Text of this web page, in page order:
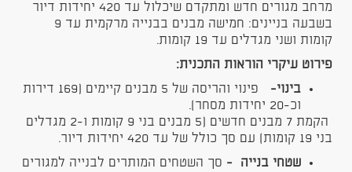
מרחב מגורים חדש ומתקדם שיכלול עד 420 יחידות דיור
בשבעה בניינים: חמישה מבנים בבנייה מרקמית עד 9
קומות ושני מגדלים עד 19 קומות.
פירוט עיקרי הוראות התכנית:
בינוי-
פינוי והריסה של 5 מבנים קיימים (169 דירות
וכ-20 יחידות מסחר).
הקמת 7 מבנים חדשים (5 מבנים בני 9 קומות ו-2 מגדלים
בני 19 קומות) עם סך כולל של עד 420 יחידות דיור.
שטחי בנייה
- סך השטחים המותרים לבנייה למגורים